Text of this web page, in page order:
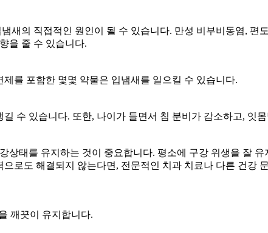
새의 직접적인 원인이 될 수 있습니다. 만성 비부비동염, 편
을 줄 수 있습니다.
를 포함한 몇몇 약물은 입냄새를 일으킬 수 있습니다.
수 있습니다. 또한, 나이가 들면서 침 분비가 감소하고, 잇
상태를 유지하는 것이 중요합니다. 평소에 구강 위생을 잘
로도 해결되지 않는다면, 전문적인 치과 치료나 다른 건강
깨끗이 유지합니다.